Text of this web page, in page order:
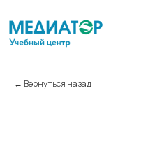
← Вернуться назад